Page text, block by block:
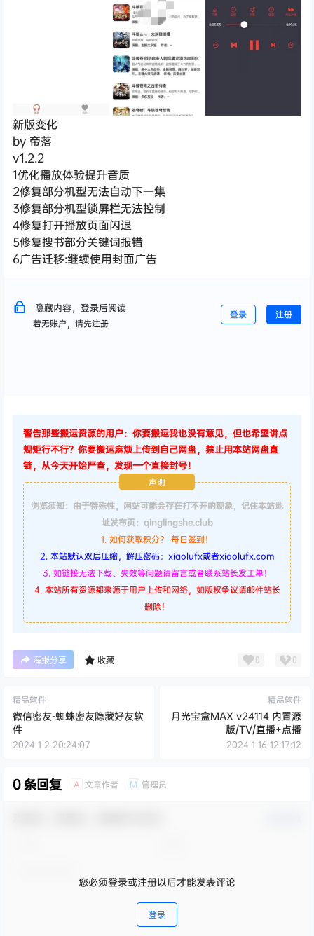
新版变化
by 帝落
v1.2.2
1优化播放体验提升音质
2修复部分机型无法自动下一集
3修复部分机型锁屏栏无法控制
4修复打开播放页面闪退
5修复搜书部分关键词报错
6广告迁移:继续使用封面广告
隐藏内容，登录后阅读
若无账户，请先注册
登录 注册
警告那些搬运资源的用户：你要搬运我也没有意见，但也希望讲点
规矩行不行？你要搬运麻烦上传到自己网盘，禁止用本站网盘直
链，从今天开始严查，发现一个直接封号！
声明
浏览须知：由于特殊性，网站可能会存在打不开的现象，记住本站地
址发布页：qinglingshe.club
1. 如何获取积分？ 每日签到！
2. 本站默认双层压缩，解压密码：xiaolufx或者xiaolufx.com
3. 如链接无法下载、失效等问题请留言或者联系站长发工单！
4. 本站所有资源都来源于用户上传和网络，如版权争议请邮件站长
删除！
海报分享 收藏 0 0
精品软件
微信密友-蜘蛛密友隐藏好友软
件
2024-1-2 20:24:07
精品软件
月光宝盒MAX v24114 内置源
版/TV/直播+点播
2024-1-16 12:17:12
0 条回复 A 文章作者 M 管理员
您必须登录或注册以后才能发表评论
登录